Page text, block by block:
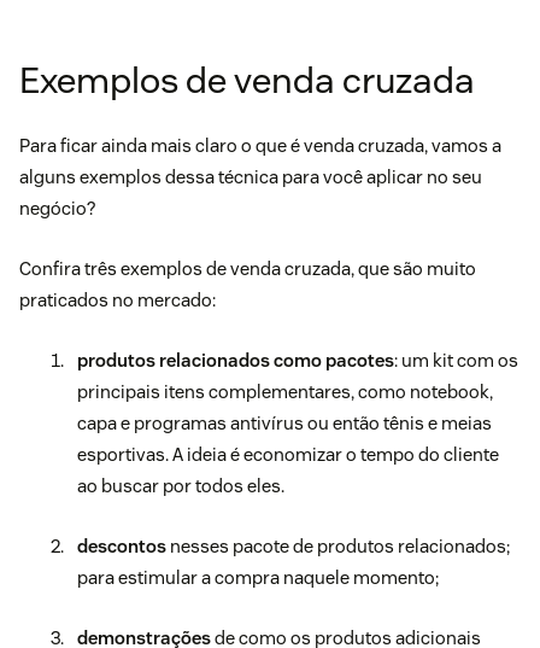
Exemplos de venda cruzada
Para ficar ainda mais claro o que é venda cruzada, vamos a
alguns exemplos dessa técnica para você aplicar no seu
negócio?
Confira três exemplos de venda cruzada, que são muito
praticados no mercado:
produtos relacionados como pacotes: um kit com os
principais itens complementares, como notebook,
capa e programas antivírus ou então tênis e meias
esportivas. A ideia é economizar o tempo do cliente
ao buscar por todos eles.
descontos nesses pacote de produtos relacionados;
para estimular a compra naquele momento;
demonstraçõesde como os produtos adicionais